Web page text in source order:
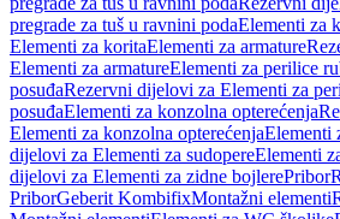
pregrade za tuš u ravnini podaElementi za
Elementi za koritaElementi za armature
Elementi za armatureElementi za perilice
posuđaRezervni dijelovi za Elementi za
posuđaElementi za konzolna opterećenja
Elementi za konzolna opterećenjaElementi
dijelovi za Elementi za sudopereElementi
dijelovi za Elementi za zidne bojlerePribor
PriborGeberit KombifixMontažni elementi